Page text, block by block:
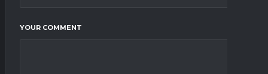
YOUR COMMENT